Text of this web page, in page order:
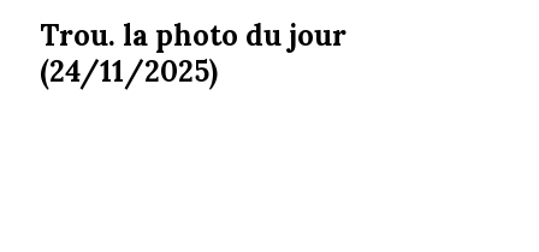
Trou. la photo du jour
(24/11/2025)